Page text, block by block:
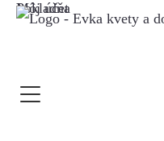
Môj účet
Pokladňa